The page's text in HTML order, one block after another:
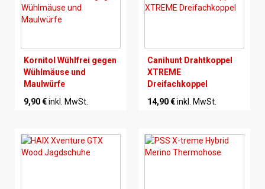
Kornitol Wühlfrei gegen
Wühlmäuse und
Maulwürfe
9,90 €inkl. MwSt.
Canihunt Drahtkoppel
XTREME
Dreifachkoppel
14,90 €inkl. MwSt.